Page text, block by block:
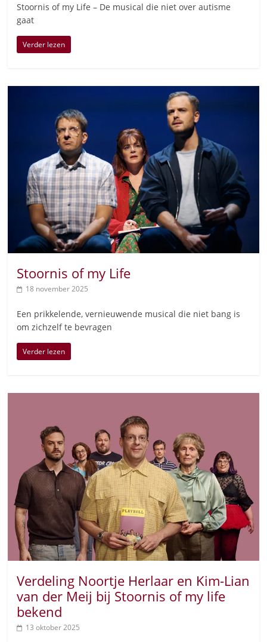
Stoornis of my Life – De musical die niet over autisme
gaat
Verder lezen
Stoornis of my Life
18 november 2025
Een prikkelende, vernieuwende musical die niet bang is
om zichzelf te bevragen
Verder lezen
Verdeling Noortje Herlaar en Kim-Lian
van der Meij bij Stoornis of my life
bekend
13 oktober 2025